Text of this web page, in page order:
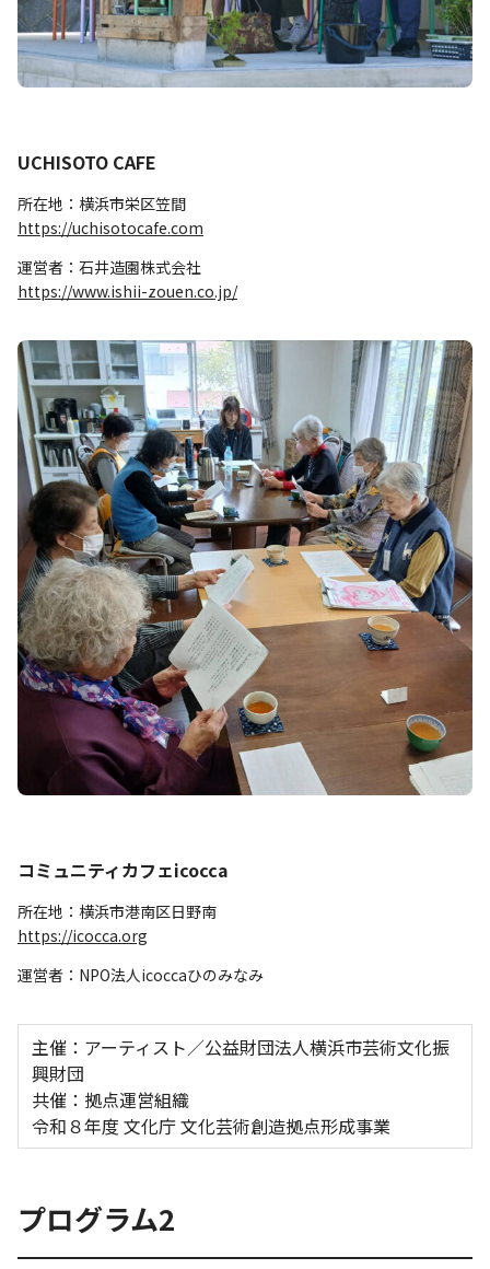
UCHISOTO CAFE
所在地：横浜市栄区笠間
https://uchisotocafe.com
運営者：石井造園株式会社
https://www.ishii-zouen.co.jp/
コミュニティカフェicocca
所在地：横浜市港南区日野南
https://icocca.org
運営者：NPO法人icoccaひのみなみ
主催：アーティスト／公益財団法人横浜市芸術文化振
興財団
共催：拠点運営組織
令和８年度 文化庁 文化芸術創造拠点形成事業
プログラム2